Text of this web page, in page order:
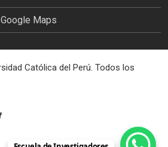
Maps
Católica del Perú. Todos los